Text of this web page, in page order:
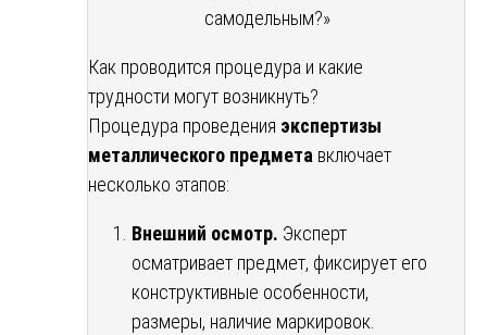
самодельным?»
Как проводится процедура и какие
трудности могут возникнуть?
Процедура проведения экспертизы
металлического предмета включает
несколько этапов:
Внешний осмотр. Эксперт
осматривает предмет, фиксирует его
конструктивные особенности,
размеры, наличие маркировок.